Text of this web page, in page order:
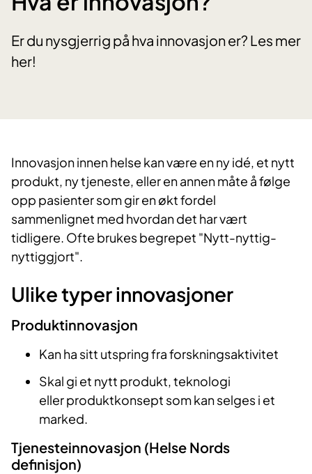
Er du nysgjerrig på hva innovasjon er? Les mer
her!
Innovasjon innen helse kan være en ny idé, et nytt
produkt, ny tjeneste, eller en annen måte å følge
opp pasienter som gir en økt fordel
sammenlignet med hvordan det har vært
tidligere. Ofte brukes begrepet "Nytt-nyttig-
nyttiggjort".
Ulike typer innovasjoner
Produktinnovasjon
Kan ha sitt utspring fra forskningsaktivitet
Skal gi et nytt produkt, teknologi
eller produktkonsept som kan selges i et
marked.
Tjenesteinnovasjon (Helse Nords
definisjon)